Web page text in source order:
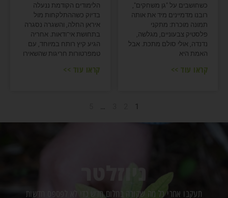
כשחושבים על "גן משחקים",
רובנו מדמיינים מיד את אותה
תמונה מוכרת: מתקני
פלסטיק צבעוניים, מגלשה,
נדנדה, אולי סולם מתכת. אבל
האמת היא
קראו עוד >>
הלימודים הקודמת ננעלה
בדיוק כשההתלקחות מול
איראן החלה, והשגרה נסגרה
בתחושת אי־ודאות. אחריה
הגיע קיץ רותח במיוחד, עם
טמפרטורות חריגות שהשאירו
קראו עוד >>
1
…
תעקבו אחרי כל מה שקורה בחלום חדש כדי לא לפספס חדשות